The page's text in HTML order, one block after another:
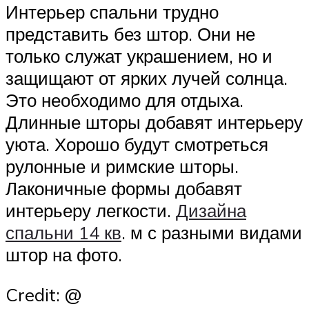
Интерьер спальни трудно
представить без штор. Они не
только служат украшением, но и
защищают от ярких лучей солнца.
Это необходимо для отдыха.
Длинные шторы добавят интерьеру
уюта. Хорошо будут смотреться
рулонные и римские шторы.
Лаконичные формы добавят
интерьеру легкости. Дизайна
спальни 14 кв. м с разными видами
штор на фото.
Credit: @